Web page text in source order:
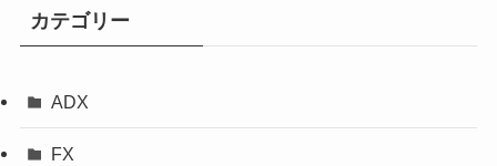
カテゴリー
ADX
FX